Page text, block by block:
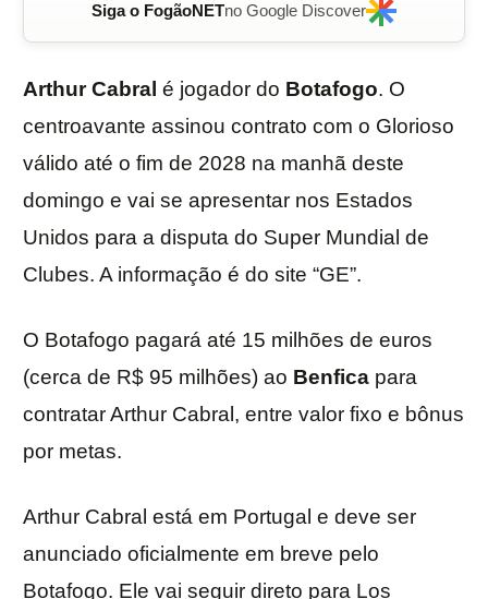
Siga o FogãoNETno Google Discover
Arthur Cabral é jogador do Botafogo. O
centroavante assinou contrato com o Glorioso
válido até o fim de 2028 na manhã deste
domingo e vai se apresentar nos Estados
Unidos para a disputa do Super Mundial de
Clubes. A informação é do site “GE”.
O Botafogo pagará até 15 milhões de euros
(cerca de R$ 95 milhões) ao Benfica para
contratar Arthur Cabral, entre valor fixo e bônus
por metas.
Arthur Cabral está em Portugal e deve ser
anunciado oficialmente em breve pelo
Botafogo. Ele vai seguir direto para Los